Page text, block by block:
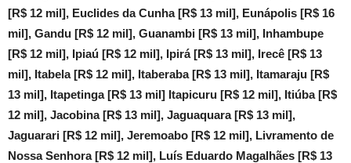
[R$ 12 mil], Euclides da Cunha [R$ 13 mil], Eunápolis [R$ 16
mil], Gandu [R$ 12 mil], Guanambi [R$ 13 mil], Inhambupe
[R$ 12 mil], Ipiaú [R$ 12 mil], Ipirá [R$ 13 mil], Irecê [R$ 13
mil], Itabela [R$ 12 mil], Itaberaba [R$ 13 mil], Itamaraju [R$
13 mil], Itapetinga [R$ 13 mil] Itapicuru [R$ 12 mil], Itiúba [R$
12 mil], Jacobina [R$ 13 mil], Jaguaquara [R$ 13 mil],
Jaguarari [R$ 12 mil], Jeremoabo [R$ 12 mil], Livramento de
Nossa Senhora [R$ 12 mil], Luís Eduardo Magalhães [R$ 13